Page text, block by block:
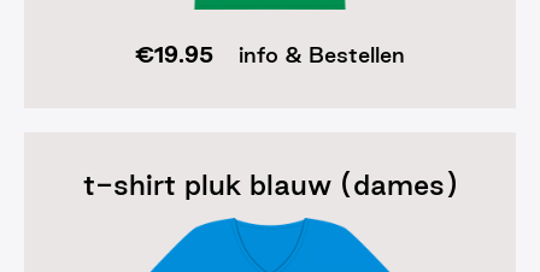
€19.95 info & Bestellen
t-shirt pluk blauw (dames)